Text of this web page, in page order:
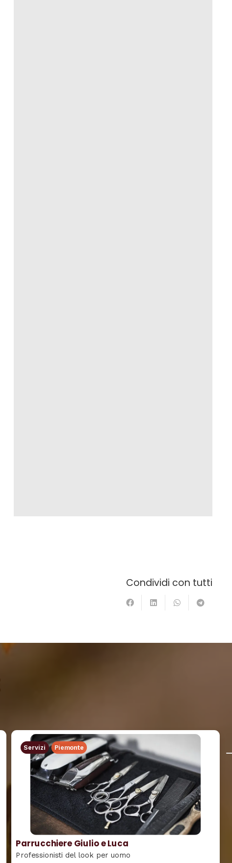
Condividi con tutti
Servizi Piemonte
Parrucchiere Giulio e Luca
Professionisti del look per uomo